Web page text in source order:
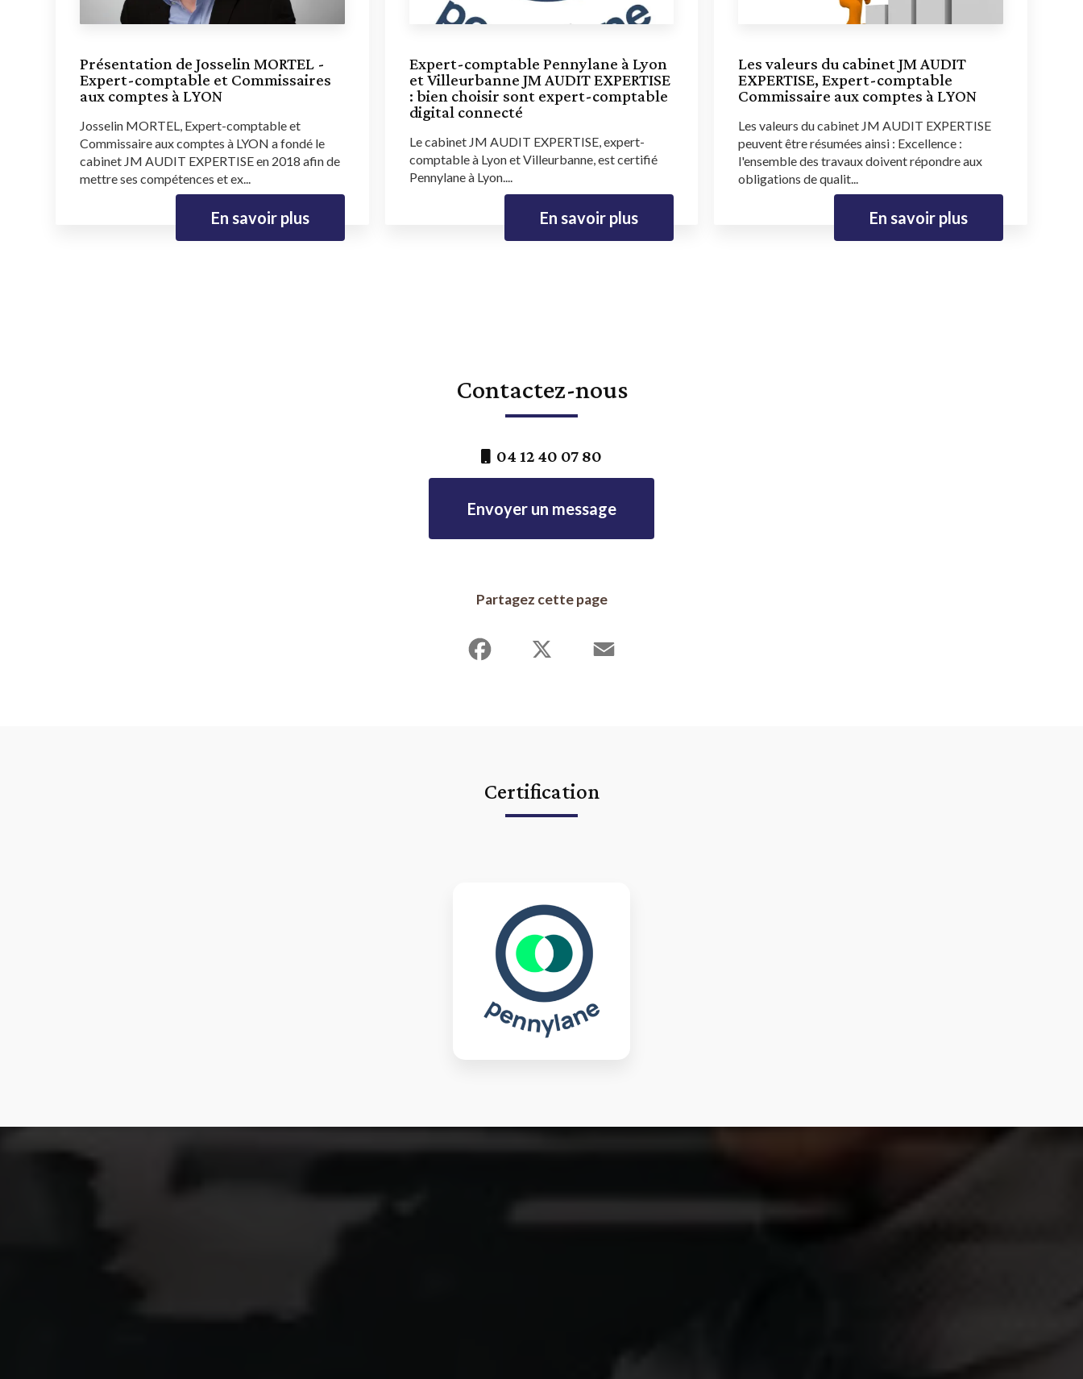
Présentation de Josselin MORTEL -
Expert-comptable et Commissaires
aux comptes à LYON
Josselin MORTEL, Expert-comptable et
Commissaire aux comptes à LYON a fondé le
cabinet JM AUDIT EXPERTISE en 2018 afin de
mettre ses compétences et ex...
En savoir plus
Expert-comptable Pennylane à Lyon
et Villeurbanne JM AUDIT EXPERTISE
: bien choisir sont expert-comptable
digital connecté
Le cabinet JM AUDIT EXPERTISE, expert-
comptable à Lyon et Villeurbanne, est certifié
Pennylane à Lyon....
En savoir plus
Les valeurs du cabinet JM AUDIT
EXPERTISE, Expert-comptable
Commissaire aux comptes à LYON
Les valeurs du cabinet JM AUDIT EXPERTISE
peuvent être résumées ainsi : Excellence :
l'ensemble des travaux doivent répondre aux
obligations de qualit...
En savoir plus
Contactez-nous
04 12 40 07 80
Envoyer un message
Partagez cette page
Certification